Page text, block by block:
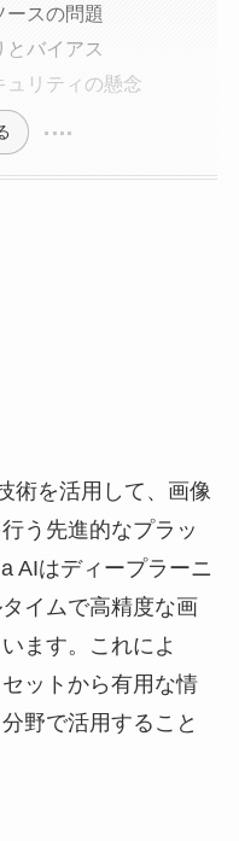
ースの問題
バイアス
ュリティの懸念
術を活用して、画像
う先進的なプラッ
AIはディープラーニ
イムで高精度な画
ます。これによ
ットから有用な情
野で活用すること